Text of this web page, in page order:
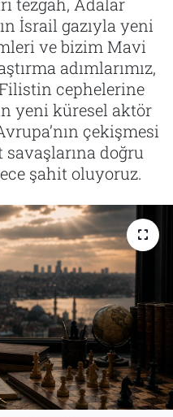
tezgah, Adalar
İsrail gazıyla yeni
ve bizim Mavi
adımlarımız,
cephelerine
yeni küresel aktör
çekişmesi
savaşlarına doğru
şahit oluyoruz.